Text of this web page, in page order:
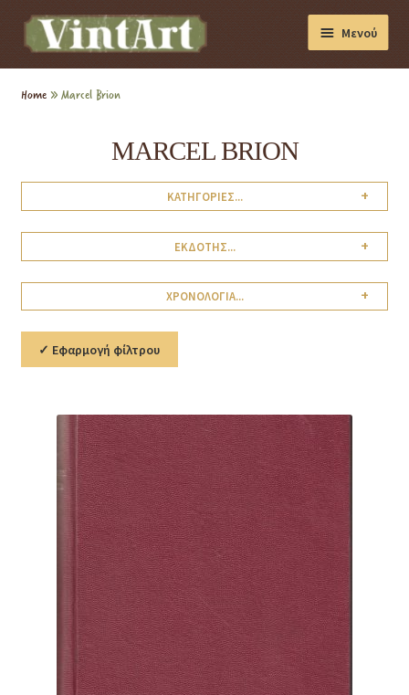
Μενού
Home»Marcel Brion
MARCEL BRION
ΚΑΤΗΓΟΡΙΕΣ... +
ΕΚΔΟΤΗΣ... +
ΧΡΟΝΟΛΟΓΙΑ... +
✓ Εφαρμογή φίλτρου